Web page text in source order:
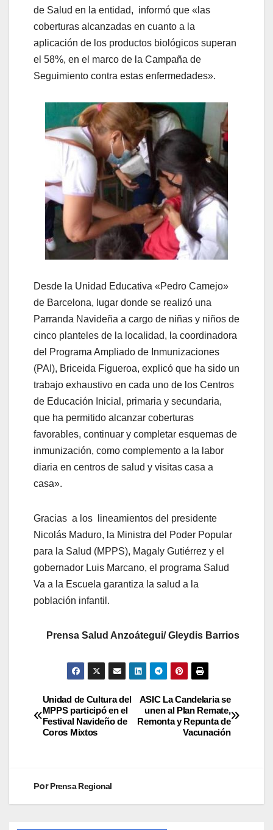
de Salud en la entidad, informó que «las
coberturas alcanzadas en cuanto a la
aplicación de los productos biológicos superan
el 58%, en el marco de la Campaña de
Seguimiento contra estas enfermedades».
Desde la Unidad Educativa «Pedro Camejo»
de Barcelona, lugar donde se realizó una
Parranda Navideña a cargo de niñas y niños de
cinco planteles de la localidad, la coordinadora
del Programa Ampliado de Inmunizaciones
(PAI), Briceida Figueroa, explicó que ha sido un
trabajo exhaustivo en cada uno de los Centros
de Educación Inicial, primaria y secundaria,
que ha permitido alcanzar coberturas
favorables, continuar y completar esquemas de
inmunización, como complemento a la labor
diaria en centros de salud y visitas casa a
casa».
Gracias a los lineamientos del presidente
Nicolás Maduro, la Ministra del Poder Popular
para la Salud (MPPS), Magaly Gutiérrez y el
gobernador Luis Marcano, el programa Salud
Va a la Escuela garantiza la salud a la
población infantil.
Prensa Salud Anzoátegui/ Gleydis Barrios
ASIC La Candelaria se
unen al Plan Remate,
Remonta y Repunta de
Vacunación
Unidad de Cultura del
MPPS participó en el
Festival Navideño de
Coros Mixtos
PorPrensa Regional